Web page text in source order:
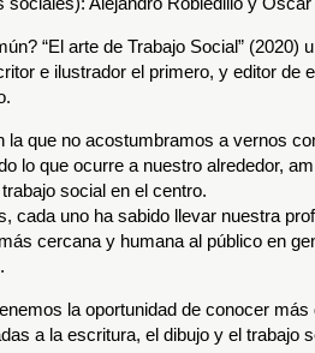
“El arte de Trabajo Social” (2020)
e ilustrador el primero, y editor de
la que no acostumbramos a vernos
lo que ocurre a nuestro alrededor,
social en el centro.
cada uno ha sabido llevar nuestra
cercana y humana al público en
la oportunidad de conocer
a la escritura, el dibujo y el trabajo